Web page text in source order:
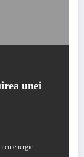
unei
cu energie